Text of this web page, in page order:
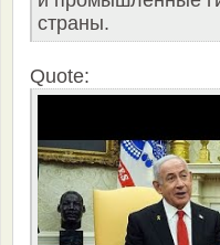
страны.
Quote: